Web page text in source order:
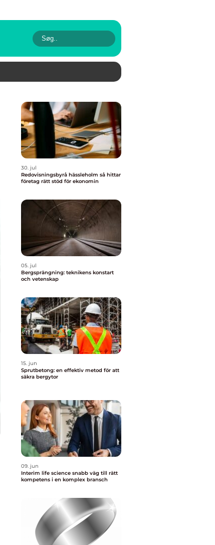
30. jul
Redovisningsbyrå hässleholm så hittar
företag rätt stöd för ekonomin
05. jul
Bergsprängning: teknikens konstart
och vetenskap
15. jun
Sprutbetong: en effektiv metod för att
säkra bergytor
09. jun
Interim life science snabb väg till rätt
kompetens i en komplex bransch